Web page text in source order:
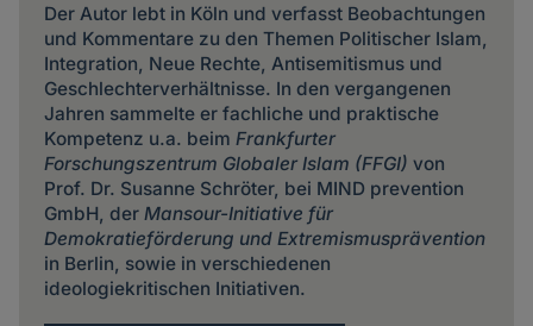
Der Autor lebt in Köln und verfasst Beobachtungen
und Kommentare zu den Themen Politischer Islam,
Integration, Neue Rechte, Antisemitismus und
Geschlechterverhältnisse. In den vergangenen
Jahren sammelte er fachliche und praktische
Kompetenz u.a. beim Frankfurter
Forschungszentrum Globaler Islam (FFGI) von
Prof. Dr. Susanne Schröter, bei MIND prevention
GmbH, der Mansour-Initiative für
Demokratieförderung und Extremismusprävention
in Berlin, sowie in verschiedenen
ideologiekritischen Initiativen.